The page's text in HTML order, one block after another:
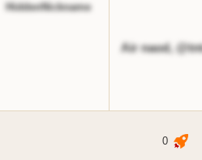
HiddenNickname
Air naod,
0